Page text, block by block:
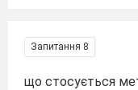
Запитання 8
що стосується